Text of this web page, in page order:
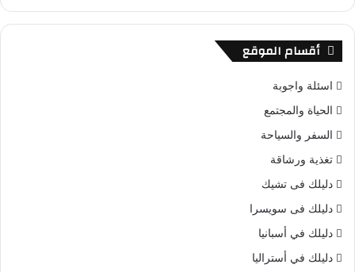
أقسام الموقع
اسئلة واجوبة
الحياة والمجتمع
السفر والسياحة
تغذية ورشاقة
دليلك فى تشيك
دليلك فى سويسرا
دليلك في أسبانيا
دليلك في أستراليا